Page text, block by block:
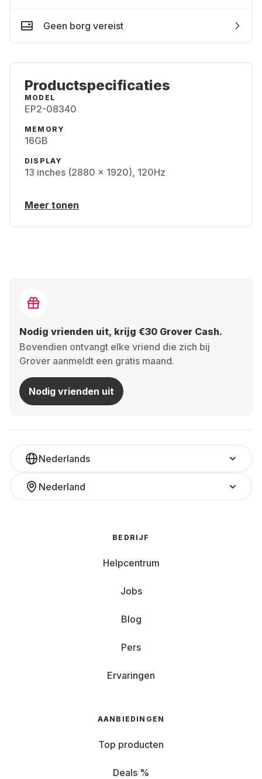
Geen borg vereist
Productspecificaties
MODEL
EP2-08340
MEMORY
16GB
DISPLAY
13 inches (2880 x 1920), 120Hz
Meer tonen
Nodig vrienden uit, krijg €30 Grover Cash.
Bovendien ontvangt elke vriend die zich bij
Grover aanmeldt een gratis maand.
Nodig vrienden uit
Nederlands
Nederland
BEDRIJF
Helpcentrum
Jobs
Blog
Pers
Ervaringen
AANBIEDINGEN
Top producten
Deals %